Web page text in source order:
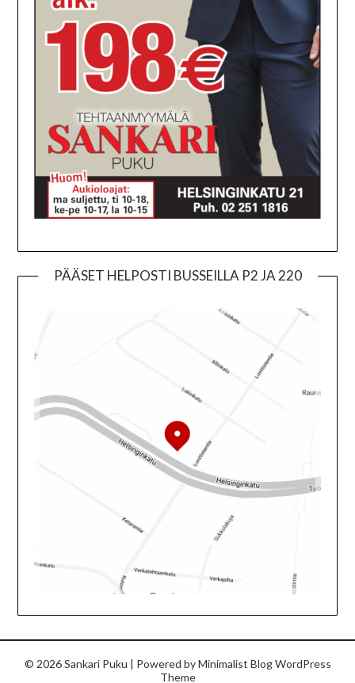
PÄÄSET HELPOSTI BUSSEILLA P2 JA 220
© 2026 Sankari Puku | Powered byMinimalist BlogWordPress
Theme